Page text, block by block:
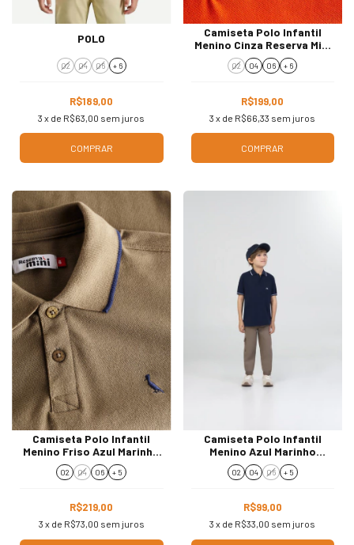
POLO
02 04 06 + 6
R$189,00
3 x de R$63,00 sem juros
COMPRAR
Camiseta Polo Infantil
Menino Cinza Reserva Mini
101289
02 04 06 + 6
R$199,00
3 x de R$66,33 sem juros
COMPRAR
Camiseta Polo Infantil
Menino Friso Azul Marinho
Reserva Mini 101746
02 04 06 + 5
R$219,00
3 x de R$73,00 sem juros
Camiseta Polo Infantil
Menino Azul Marinho
Piquet 15.16.17376
02 04 06 + 5
R$99,00
3 x de R$33,00 sem juros